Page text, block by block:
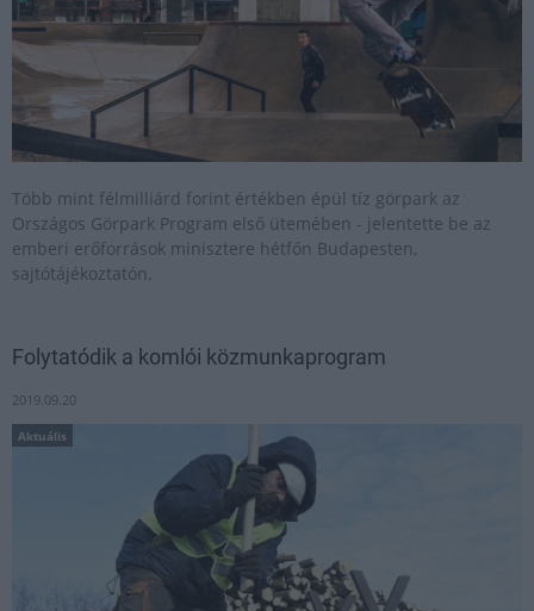
Több mint félmilliárd forint értékben épül tíz görpark az
Országos Görpark Program első ütemében - jelentette be az
emberi erőforrások minisztere hétfőn Budapesten,
sajtótájékoztatón.
Folytatódik a komlói közmunkaprogram
2019.09.20
Aktuális